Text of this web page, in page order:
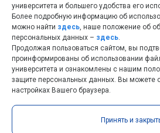
+7 (846) 267-
Самарский университет © 2026 |
RSS
университета и большего удобства его
Более подробную информацию об
можно найти здесь, наше положение об
персональных данных – здесь.
Продолжая пользоваться сайтом, вы
проинформированы об использовании
университета и ознакомлены с нашим
защите персональных данных. Вы можете
настройках Вашего браузера.
Принять и